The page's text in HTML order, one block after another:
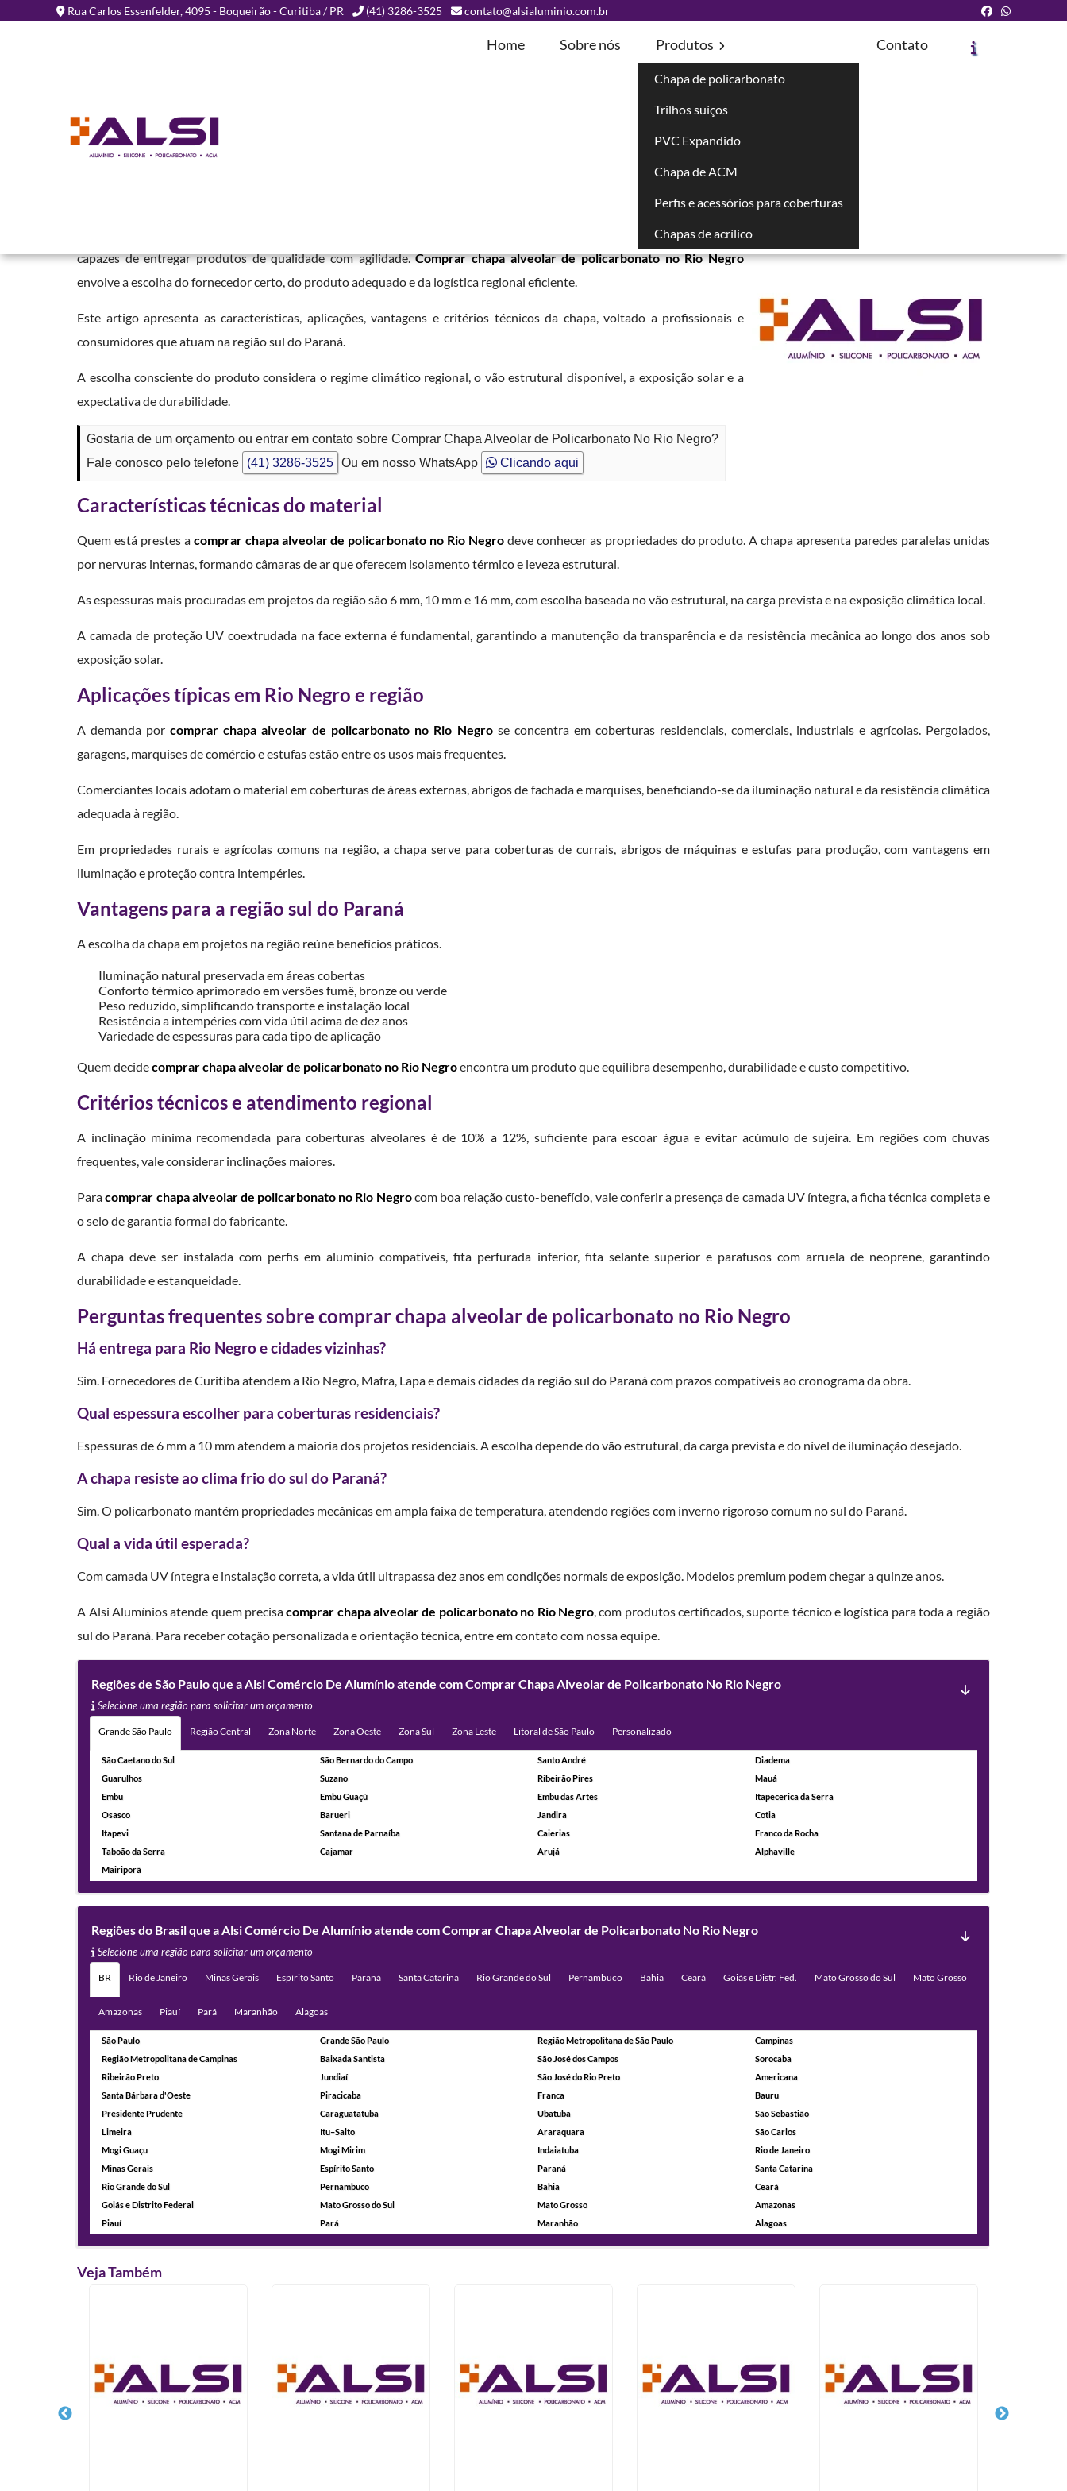
Rua Carlos Essenfelder, 4095 - Boqueirão - Curitiba / PR (41) 3286-3525 contato@alsialuminio.com.br
Home Sobre nós Produtos
Chapa de policarbonato
Trilhos suíços
PVC Expandido
Chapa de ACM
Perfis e acessórios para coberturas
Chapas de acrílico
Contato
Comprar Chapa Alveolar de
Policarbonato No Rio Negro
Solicite um Orçamento
Profissionais e moradores que precisam de cobertura translúcida em Rio Negro e cidades próximas buscam fornecedores
capazes de entregar produtos de qualidade com agilidade.Comprar chapa alveolar de policarbonato no Rio Negro
envolve a escolha do fornecedor certo, do produto adequado e da logística regional eficiente.
Este artigo apresenta as características, aplicações, vantagens e critérios técnicos da chapa, voltado a profissionais e
consumidores que atuam na região sul do Paraná.
A escolha consciente do produto considera o regime climático regional, o vão estrutural disponível, a exposição solar e a
expectativa de durabilidade.
Gostaria de um orçamento ou entrar em contato sobre Comprar Chapa Alveolar de Policarbonato No Rio Negro?
Fale conosco pelo telefone
(41) 3286-3525 Ou em nosso WhatsApp Clicando aqui
Características técnicas do material
Quem está prestes a comprar chapa alveolar de policarbonato no Rio Negro deve conhecer as propriedades do produto. A chapa apresenta paredes paralelas unidas
por nervuras internas, formando câmaras de ar que oferecem isolamento térmico e leveza estrutural.
As espessuras mais procuradas em projetos da região são 6 mm, 10 mm e 16 mm, com escolha baseada no vão estrutural, na carga prevista e na exposição climática local.
A camada de proteção UV coextrudada na face externa é fundamental, garantindo a manutenção da transparência e da resistência mecânica ao longo dos anos sob
exposição solar.
Aplicações típicas em Rio Negro e região
A demanda porcomprar chapa alveolar de policarbonato no Rio Negrose concentra em coberturas residenciais, comerciais, industriais e agrícolas. Pergolados,
garagens, marquises de comércio e estufas estão entre os usos mais frequentes.
Comerciantes locais adotam o material em coberturas de áreas externas, abrigos de fachada e marquises, beneficiando-se da iluminação natural e da resistência climática
adequada à região.
Em propriedades rurais e agrícolas comuns na região, a chapa serve para coberturas de currais, abrigos de máquinas e estufas para produção, com vantagens em
iluminação e proteção contra intempéries.
Vantagens para a região sul do Paraná
A escolha da chapa em projetos na região reúne benefícios práticos.
Iluminação natural preservada em áreas cobertas
Conforto térmico aprimorado em versões fumê, bronze ou verde
Peso reduzido, simplificando transporte e instalação local
Resistência a intempéries com vida útil acima de dez anos
Variedade de espessuras para cada tipo de aplicação
Quem decidecomprar chapa alveolar de policarbonato no Rio Negroencontra um produto que equilibra desempenho, durabilidade e custo competitivo.
Critérios técnicos e atendimento regional
A inclinação mínima recomendada para coberturas alveolares é de 10% a 12%, suficiente para escoar água e evitar acúmulo de sujeira. Em regiões com chuvas
frequentes, vale considerar inclinações maiores.
Paracomprar chapa alveolar de policarbonato no Rio Negrocom boa relação custo-benefício, vale conferir a presença de camada UV íntegra, a ficha técnica completa e
o selo de garantia formal do fabricante.
A chapa deve ser instalada com perfis em alumínio compatíveis, fita perfurada inferior, fita selante superior e parafusos com arruela de neoprene, garantindo
durabilidade e estanqueidade.
Perguntas frequentes sobre comprar chapa alveolar de policarbonato no Rio Negro
Há entrega para Rio Negro e cidades vizinhas?
Sim. Fornecedores de Curitiba atendem a Rio Negro, Mafra, Lapa e demais cidades da região sul do Paraná com prazos compatíveis ao cronograma da obra.
Qual espessura escolher para coberturas residenciais?
Espessuras de 6 mm a 10 mm atendem a maioria dos projetos residenciais. A escolha depende do vão estrutural, da carga prevista e do nível de iluminação desejado.
A chapa resiste ao clima frio do sul do Paraná?
Sim. O policarbonato mantém propriedades mecânicas em ampla faixa de temperatura, atendendo regiões com inverno rigoroso comum no sul do Paraná.
Qual a vida útil esperada?
Com camada UV íntegra e instalação correta, a vida útil ultrapassa dez anos em condições normais de exposição. Modelos premium podem chegar a quinze anos.
A Alsi Alumínios atende quem precisacomprar chapa alveolar de policarbonato no Rio Negro, com produtos certificados, suporte técnico e logística para toda a região
sul do Paraná. Para receber cotação personalizada e orientação técnica, entre em contato com nossa equipe.
Regiões de São Paulo que a Alsi Comércio De Alumínio atende com Comprar Chapa Alveolar de Policarbonato No Rio Negro
Selecione uma região para solicitar um orçamento
Grande São Paulo Região Central Zona Norte Zona Oeste Zona Sul Zona Leste Litoral de São Paulo Personalizado
São Caetano do Sul São Bernardo do Campo Santo André
Diadema
Guarulhos
Suzano Ribeirão Pires
Mauá
Embu
Embu Guaçú Embu das Artes
Itapecerica da Serra
Osasco
Barueri Jandira
Cotia
Itapevi
Santana de Parnaíba Caierias
Franco da Rocha
Taboão da Serra
Cajamar Arujá
Alphaville
Mairiporã
Regiões do Brasil que a Alsi Comércio De Alumínio atende com Comprar Chapa Alveolar de Policarbonato No Rio Negro
Selecione uma região para solicitar um orçamento
BR Rio de Janeiro Minas Gerais Espírito Santo Paraná Santa Catarina Rio Grande do Sul Pernambuco Bahia Ceará Goiás e Distr. Fed. Mato Grosso do Sul Mato Grosso
Amazonas Piauí Pará Maranhão Alagoas
São Paulo Grande São Paulo Região Metropolitana de São Paulo
Campinas
Região Metropolitana de Campinas
Baixada Santista São José dos Campos
Sorocaba
Ribeirão Preto
Jundiaí São José do Rio Preto
Americana
Santa Bárbara d'Oeste
Piracicaba Franca
Bauru
Presidente Prudente
Caraguatatuba Ubatuba
São Sebastião
Limeira
Itu–Salto Araraquara
São Carlos
Mogi Guaçu
Mogi Mirim Indaiatuba
Rio de Janeiro
Minas Gerais
Espírito Santo Paraná
Santa Catarina
Rio Grande do Sul
Pernambuco Bahia
Ceará
Goiás e Distrito Federal
Mato Grosso do Sul Mato Grosso
Amazonas
Piauí
Pará Maranhão Alagoas
Veja Também